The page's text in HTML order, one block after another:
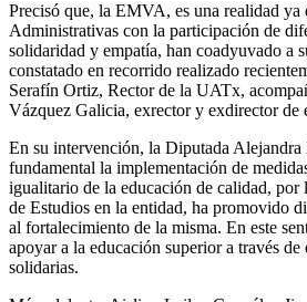
Precisó que, la EMVA, es una realidad
Administrativas con la participación de
solidaridad y empatía, han coadyuvado a
constatado en recorrido realizado
Serafín Ortiz, Rector de la UATx,
Vázquez Galicia, exrector y exdirector de
En su intervención, la Diputada Alejandra
fundamental la implementación de
igualitario de la educación de calidad, por
de Estudios en la entidad, ha promovido
al fortalecimiento de la misma. En este
apoyar a la educación superior a través de
solidarias.